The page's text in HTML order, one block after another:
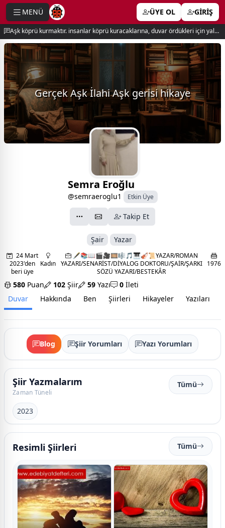
MENÜ ÜYE OL GİRİŞ
Aşk köprü kurmaktır. insanlar köprü kuracaklarına, duvar ördükleri için yalnız kalırlar. newton
Gerçek Aşk İlahi Aşk gerisi hikaye
Semra Eroğlu
@semraeroglu1 Etkin Üye
Takip Et
Şair Yazar
24 Mart
2023'den
beri üye
Kadın
🖋📚📖🎬🎥🎞🎼🎵🎹🎻📜YAZAR/ROMAN
YAZARI/SENARİST/DİYALOG DOKTORU/ŞAİR/ŞARKI
SÖZÜ YAZARI/BESTEKÂR
1976
580 Puan 102 Şiir 59 Yazı 0 İleti
Duvar
Hakkında Ben Şiirleri Hikayeler Yazıları
Blog Şiir Yorumları Yazı Yorumları
Şiir Yazmalarım
Zaman Tüneli
Tümü
2023
Resimli Şiirleri Tümü
menu